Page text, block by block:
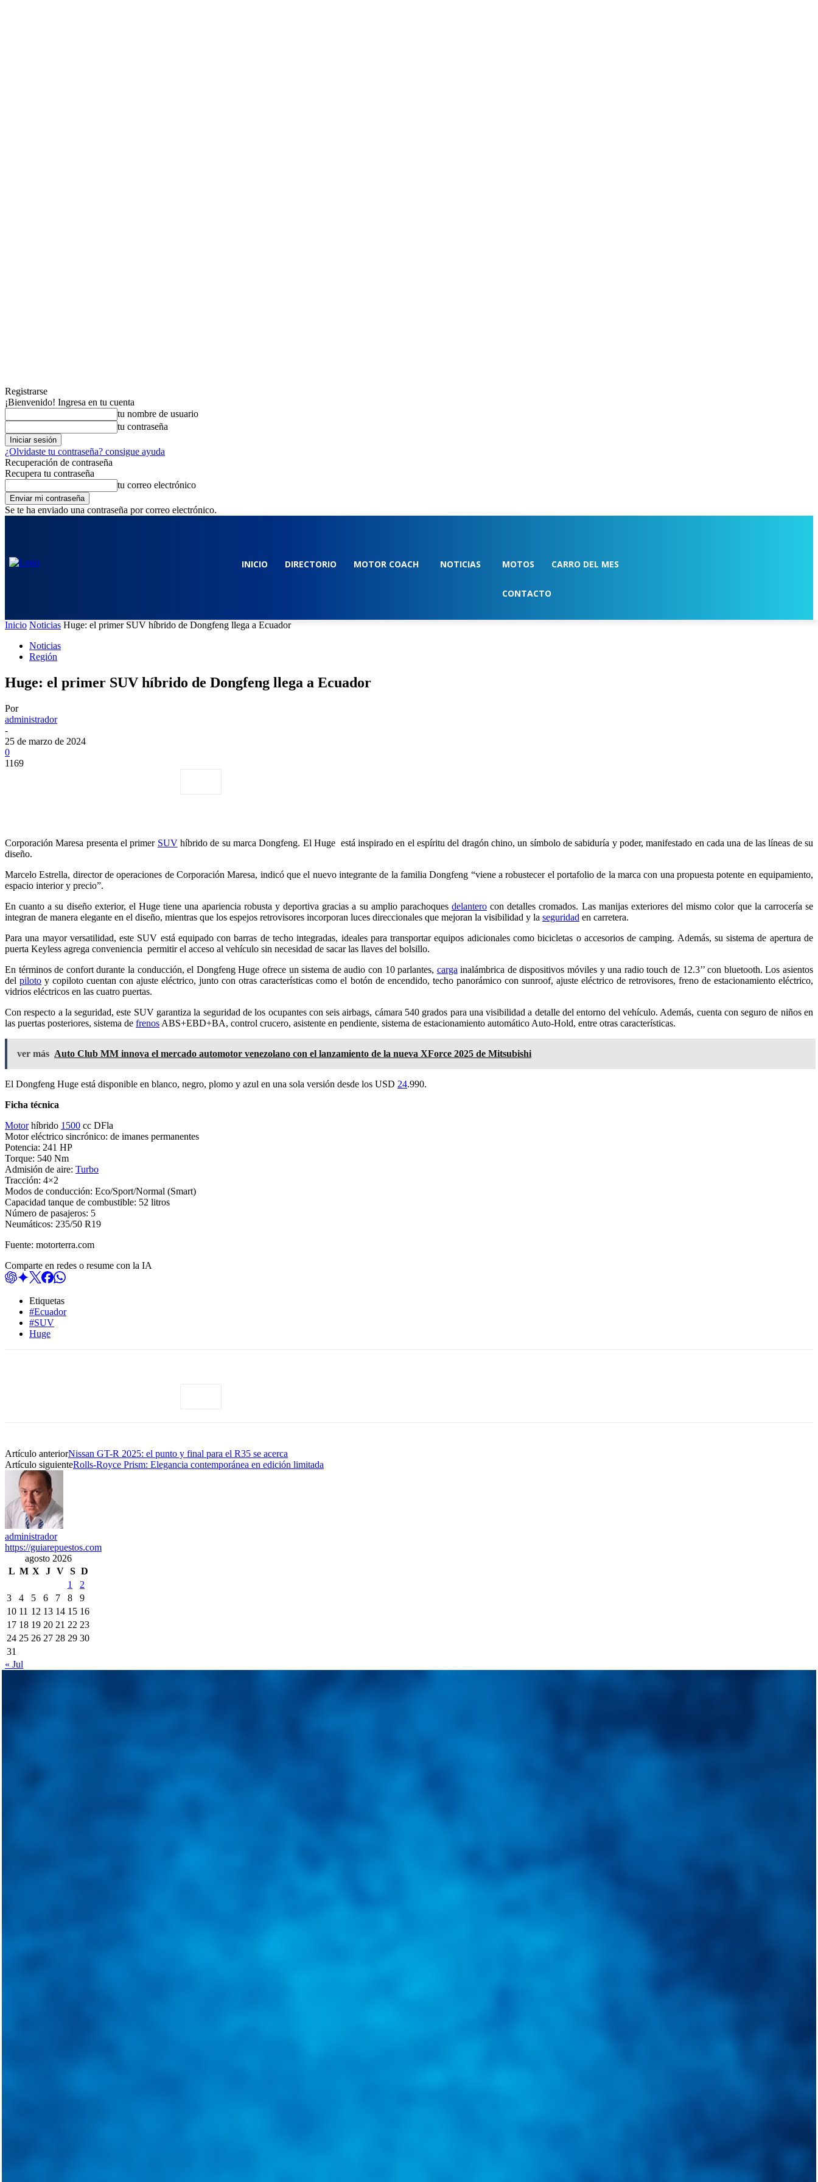
Registrarse
¡Bienvenido! Ingresa en tu cuenta
tu nombre de usuario
tu contraseña
¿Olvidaste tu contraseña? consigue ayuda
Recuperación de contraseña
Recupera tu contraseña
tu correo electrónico
Se te ha enviado una contraseña por correo electrónico.
INICIO DIRECTORIO MOTOR COACH NOTICIAS MOTOS CARRO DEL MES
CONTACTO
Inicio Noticias Huge: el primer SUV híbrido de Dongfeng llega a Ecuador
Noticias
Región
Huge: el primer SUV híbrido de Dongfeng llega a Ecuador
Por
administrador
-
25 de marzo de 2024
0
1169
Corporación Maresa presenta el primer SUVhíbrido de su marca Dongfeng. El Huge está inspirado en el espíritu del dragón chino, un símbolo de sabiduría y poder, manifestado en cada una de las líneas de su
diseño.
Marcelo Estrella, director de operaciones de Corporación Maresa, indicó que el nuevo integrante de la familia Dongfeng “viene a robustecer el portafolio de la marca con una propuesta potente en equipamiento,
espacio interior y precio”.
En cuanto a su diseño exterior, el Huge tiene una apariencia robusta y deportiva gracias a su amplio parachoques delanterocon detalles cromados. Las manijas exteriores del mismo color que la carrocería se
integran de manera elegante en el diseño, mientras que los espejos retrovisores incorporan luces direccionales que mejoran la visibilidad y la seguridad en carretera.
Para una mayor versatilidad, este SUV está equipado con barras de techo integradas, ideales para transportar equipos adicionales como bicicletas o accesorios de camping. Además, su sistema de apertura de
puerta Keyless agrega conveniencia permitir el acceso al vehículo sin necesidad de sacar las llaves del bolsillo.
En términos de confort durante la conducción, el Dongfeng Huge ofrece un sistema de audio con 10 parlantes, carga inalámbrica de dispositivos móviles y una radio touch de 12.3’’ con bluetooth. Los asientos
delpiloto y copiloto cuentan con ajuste eléctrico, junto con otras características como el botón de encendido, techo panorámico con sunroof, ajuste eléctrico de retrovisores, freno de estacionamiento eléctrico,
vidrios eléctricos en las cuatro puertas.
Con respecto a la seguridad, este SUV garantiza la seguridad de los ocupantes con seis airbags, cámara 540 grados para una visibilidad a detalle del entorno del vehículo. Además, cuenta con seguro de niños en
las puertas posteriores, sistema de frenos ABS+EBD+BA, control crucero, asistente en pendiente, sistema de estacionamiento automático Auto-Hold, entre otras características.
ver más Auto Club MM innova el mercado automotor venezolano con el lanzamiento de la nueva XForce 2025 de Mitsubishi
El Dongfeng Huge está disponible en blanco, negro, plomo y azul en una sola versión desde los USD 24.990.
Ficha técnica
Motorhíbrido 1500 cc DFla
Motor eléctrico sincrónico: de imanes permanentes
Potencia: 241 HP
Torque: 540 Nm
Admisión de aire: Turbo
Tracción: 4×2
Modos de conducción: Eco/Sport/Normal (Smart)
Capacidad tanque de combustible: 52 litros
Número de pasajeros: 5
Neumáticos: 235/50 R19
Fuente: motorterra.com
Comparte en redes o resume con la IA
Etiquetas
#Ecuador
#SUV
Huge
Artículo anteriorNissan GT-R 2025: el punto y final para el R35 se acerca
Artículo siguienteRolls-Royce Prism: Elegancia contemporánea en edición limitada
administrador
https://guiarepuestos.com
agosto 2026
L M X J V S D
1
2
3
4 5 6 7 8
9
10 11 12 13 14 15 16
17 18 19 20 21 22 23
24 25 26 27 28 29 30
31
« Jul